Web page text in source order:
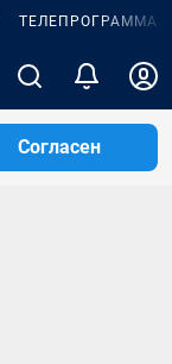
ТЕЛЕПРОГРАММА
Согласен